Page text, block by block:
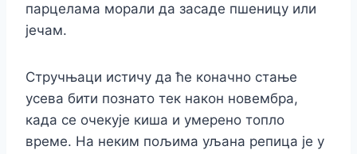
парцелама морали да засаде пшеницу или
јечам.
Стручњаци истичу да ће коначно стање
усева бити познато тек након новембра,
када се очекује киша и умерено топло
време. На неким пољима уљана репица је у